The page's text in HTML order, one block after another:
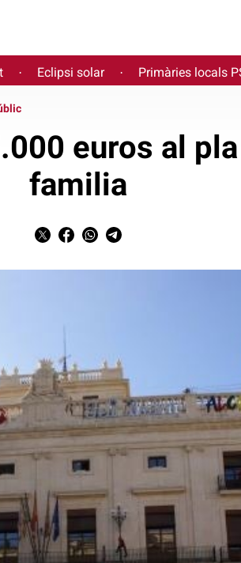
· Eclipsi solar · Primàries locals
euros al pla
familia